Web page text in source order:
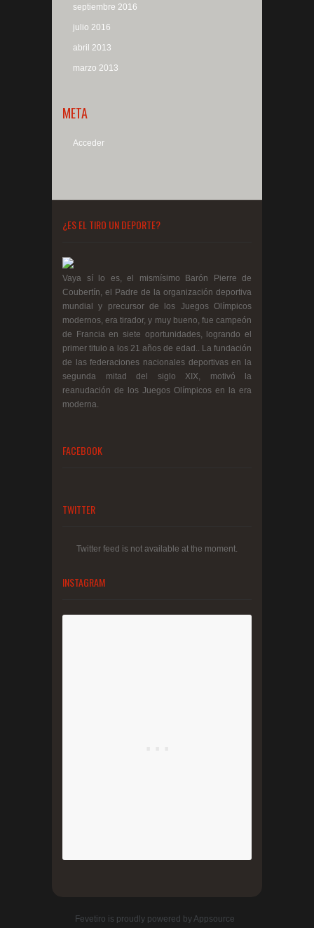
septiembre 2016
julio 2016
abril 2013
marzo 2013
META
Acceder
¿ES EL TIRO UN DEPORTE?
Vaya sí lo es, el mismísimo Barón Pierre de
Coubertín, el Padre de la organización deportiva
mundial y precursor de los Juegos Olímpicos
modernos, era tirador, y muy bueno, fue campeón
de Francia en siete oportunidades, logrando el
primer titulo a los 21 años de edad.. La fundación
de las federaciones nacionales deportivas en la
segunda mitad del siglo XIX, motivó la
reanudación de los Juegos Olímpicos en la era
moderna.
FACEBOOK
TWITTER
Twitter feed is not available at the moment.
INSTAGRAM
Fevetiro is proudly powered byAppsource